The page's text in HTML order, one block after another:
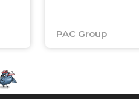
PAC Group